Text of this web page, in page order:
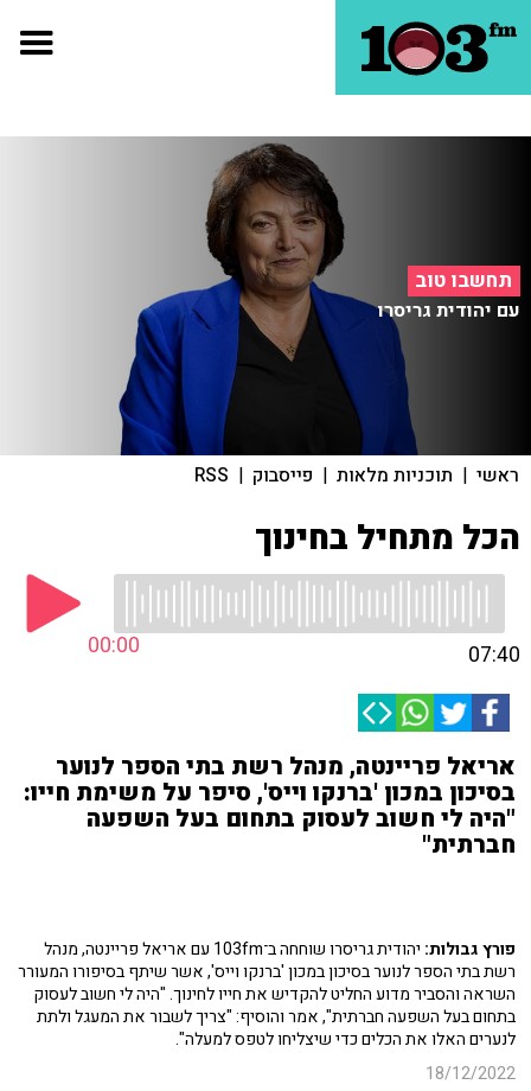
תחשבו טוב
עם יהודית גריסרו
ראשי | תוכניות מלאות | פייסבוק |
RSS
הכל מתחיל בחינוך
00:00 07:40
אריאל פריינטה, מנהל רשת בתי הספר לנוער
בסיכון במכון 'ברנקו וייס', סיפר על משימת חייו:
"היה לי חשוב לעסוק בתחום בעל השפעה
חברתית"
פורץ גבולות:
יהודית גריסרו שוחחה ב־103fm עם אריאל פריינטה, מנהל
רשת בתי הספר לנוער בסיכון במכון 'ברנקו וייס', אשר שיתף בסיפורו המעורר
השראה והסביר מדוע החליט להקדיש את חייו לחינוך. "היה לי חשוב לעסוק
בתחום בעל השפעה חברתית", אמר והוסיף: "צריך לשבור את המעגל ולתת
לנערים האלו את הכלים כדי שיצליחו לטפס למעלה".
18/12/2022